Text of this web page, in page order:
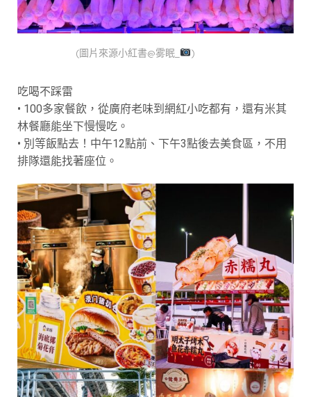
(圖片來源小紅書@雾眠_ )
吃喝不踩雷
• 100多家餐飲，從廣府老味到網紅小吃都有，還有米其
林餐廳能坐下慢慢吃。
• 別等飯點去！中午12點前、下午3點後去美食區，不用
排隊還能找著座位。